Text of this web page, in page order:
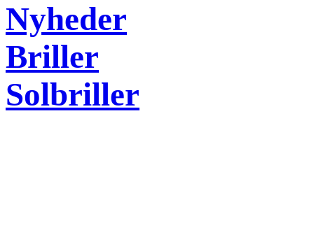
Nyheder
Briller
Solbriller